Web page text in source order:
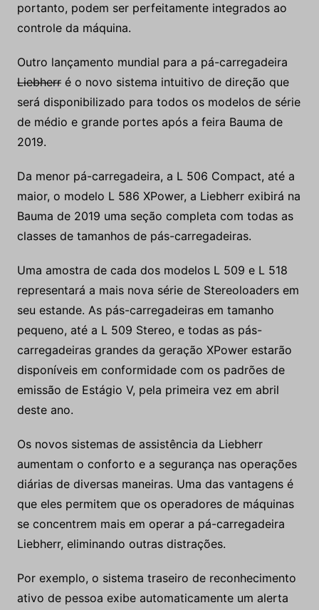
portanto, podem ser perfeitamente integrados ao
controle da máquina.
Outro lançamento mundial para a pá-carregadeira
Liebherré o novo sistema intuitivo de direção que
será disponibilizado para todos os modelos de série
de médio e grande portes após a feira Bauma de
2019.
Da menor pá-carregadeira, a L 506 Compact, até a
maior, o modelo L 586 XPower, a Liebherr exibirá na
Bauma de 2019 uma seção completa com todas as
classes de tamanhos de pás-carregadeiras.
Uma amostra de cada dos modelos L 509 e L 518
representará a mais nova série de Stereoloaders em
seu estande. As pás-carregadeiras em tamanho
pequeno, até a L 509 Stereo, e todas as pás-
carregadeiras grandes da geração XPower estarão
disponíveis em conformidade com os padrões de
emissão de Estágio V, pela primeira vez em abril
deste ano.
Os novos sistemas de assistência da Liebherr
aumentam o conforto e a segurança nas operações
diárias de diversas maneiras. Uma das vantagens é
que eles permitem que os operadores de máquinas
se concentrem mais em operar a pá-carregadeira
Liebherr, eliminando outras distrações.
Por exemplo, o sistema traseiro de reconhecimento
ativo de pessoa exibe automaticamente um alerta